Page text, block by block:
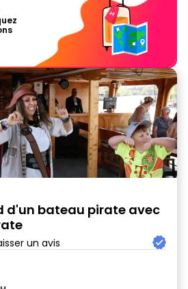
d'un bateau pirate avec
un avis